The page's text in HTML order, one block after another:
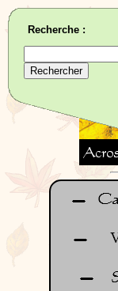
Recherche :